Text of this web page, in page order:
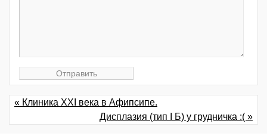
« Клиника XXI века в Афипсипе.
Дисплазия (тип I Б) у грудничка :( »